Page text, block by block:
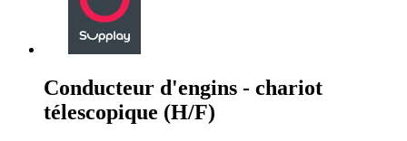
Conducteur d'engins - chariot
télescopique (H/F)